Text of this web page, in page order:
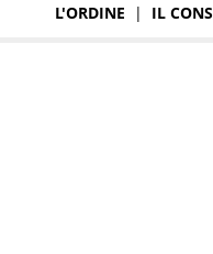
L'ORDINE | IL